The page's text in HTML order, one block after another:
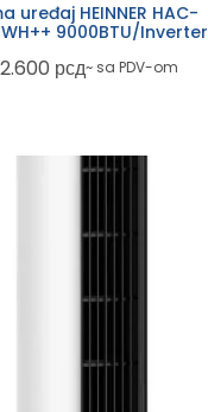
uređaj HEINNER HAC-
9000BTU/Inverter
рсд~ sa PDV-om